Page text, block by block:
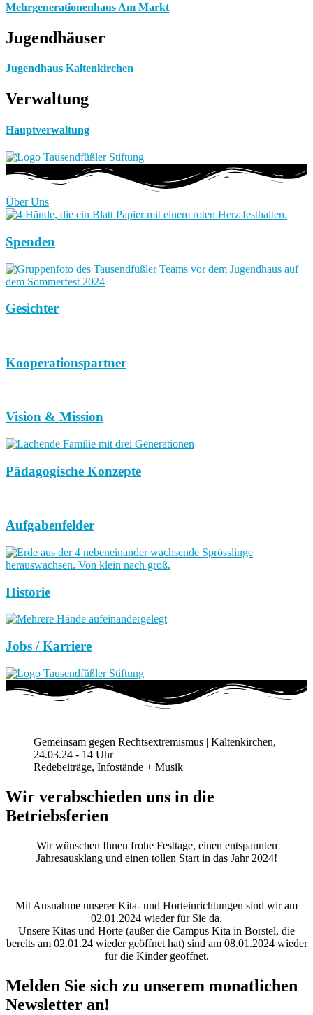
Mehrgenerationenhaus Am Markt
Jugendhäuser
Jugendhaus Kaltenkirchen
Verwaltung
Hauptverwaltung
Über Uns
Spenden
Gesichter
Kooperationspartner
Vision & Mission
Pädagogische Konzepte
Aufgabenfelder
Historie
Jobs / Karriere
Gemeinsam gegen Rechtsextremismus | Kaltenkirchen,
24.03.24 - 14 Uhr
Redebeiträge, Infostände + Musik
Wir verabschieden uns in die
Betriebsferien
Wir wünschen Ihnen frohe Festtage, einen entspannten
Jahresausklang und einen tollen Start in das Jahr 2024!
Mit Ausnahme unserer Kita- und Horteinrichtungen sind wir am
02.01.2024 wieder für Sie da.
Unsere Kitas und Horte (außer die Campus Kita in Borstel, die
bereits am 02.01.24 wieder geöffnet hat) sind am 08.01.2024 wieder
für die Kinder geöffnet.
Melden Sie sich zu unserem monatlichen
Newsletter an!